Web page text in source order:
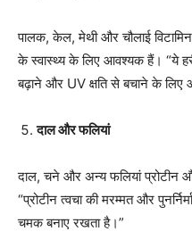
पालक, केल, मेथी और चौलाई
के स्वास्थ्य के लिए आवश्यक हैं। “ये
बढ़ाने और UV क्षति से बचाने के लिए
दाल और फलियां
दाल, चने और अन्य फलियां प्रोटीन
“प्रोटीन त्वचा की मरम्मत और
चमक बनाए रखता है।”